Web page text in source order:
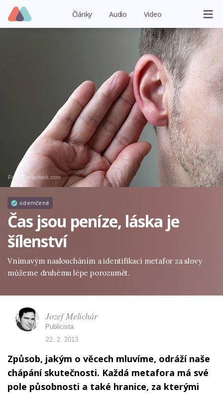
Články Audio Video
Foto: Thinkstock.com
odemčené
Čas jsou peníze, láska je
šílenství
Vnímavým nasloucháním a identifikací metafor za slovy
můžeme druhému lépe porozumět.
Způsob, jakým o věcech mluvíme, odráží naše
chápání skutečnosti. Každá metafora má své
pole působnosti a také hranice, za kterými
Jozef Melichár
Publicista
22. 2. 2013